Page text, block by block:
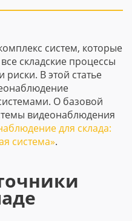
систем, которые
складские процессы
В этой статье
О базовой
видеонаблюдения
для склада:
система».